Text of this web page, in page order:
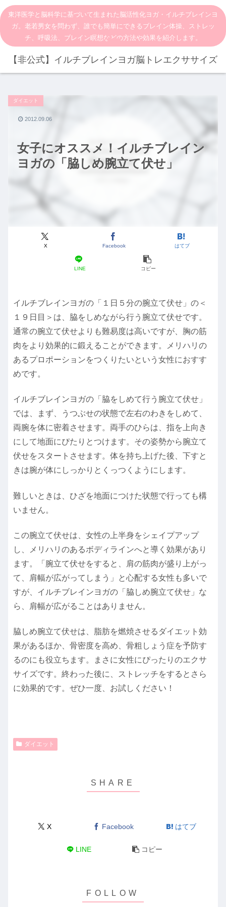
東洋医学と脳科学に基づいて生まれた脳活性化ヨガ・イルチブレインヨ
ガ。老若男女を問わず、誰でも簡単にできるブレイン体操、ストレッ
チ、呼吸法、ブレイン瞑想などの方法や効果を紹介します。
【非公式】イルチブレインヨガ脳トレエクササイズ
女子にオススメ！イルチブレイン
ヨガの「脇しめ腕立て伏せ」
ダイエット
X Facebook はてブ
LINE コピー
2012.09.06
イルチブレインヨガの「１日５分の腕立て伏せ」の＜
１９日目＞は、脇をしめながら行う腕立て伏せです。
通常の腕立て伏せよりも難易度は高いですが、胸の筋
肉をより効果的に鍛えることができます。メリハリの
あるプロポーションをつくりたいという女性におすす
めです。
イルチブレインヨガの「脇をしめて行う腕立て伏せ」
では、まず、うつぶせの状態で左右のわきをしめて、
両腕を体に密着させます。両手のひらは、指を上向き
にして地面にぴたりとつけます。その姿勢から腕立て
伏せをスタートさせます。体を持ち上げた後、下すと
きは腕が体にしっかりとくっつくようにします。
難しいときは、ひざを地面につけた状態で行っても構
いません。
この腕立て伏せは、女性の上半身をシェイプアップ
し、メリハリのあるボディラインへと導く効果があり
ます。「腕立て伏せをすると、肩の筋肉が盛り上がっ
て、肩幅が広がってしまう」と心配する女性も多いで
すが、イルチブレインヨガの「脇しめ腕立て伏せ」な
ら、肩幅が広がることはありません。
脇しめ腕立て伏せは、脂肪を燃焼させるダイエット効
果があるほか、骨密度を高め、骨粗しょう症を予防す
るのにも役立ちます。まさに女性にぴったりのエクサ
サイズです。終わった後に、ストレッチをするとさら
に効果的です。ぜひ一度、お試しください！
ダイエット
X Facebook はてブ
LINE コピー